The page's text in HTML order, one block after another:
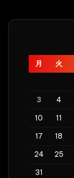
月 火
3
4
10
11
17
18
24
25
31